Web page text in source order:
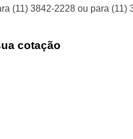
(11) 3842-2228 ou para (11)
cotação